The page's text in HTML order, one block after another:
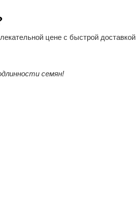
цене с быстрой доставкой
семян!